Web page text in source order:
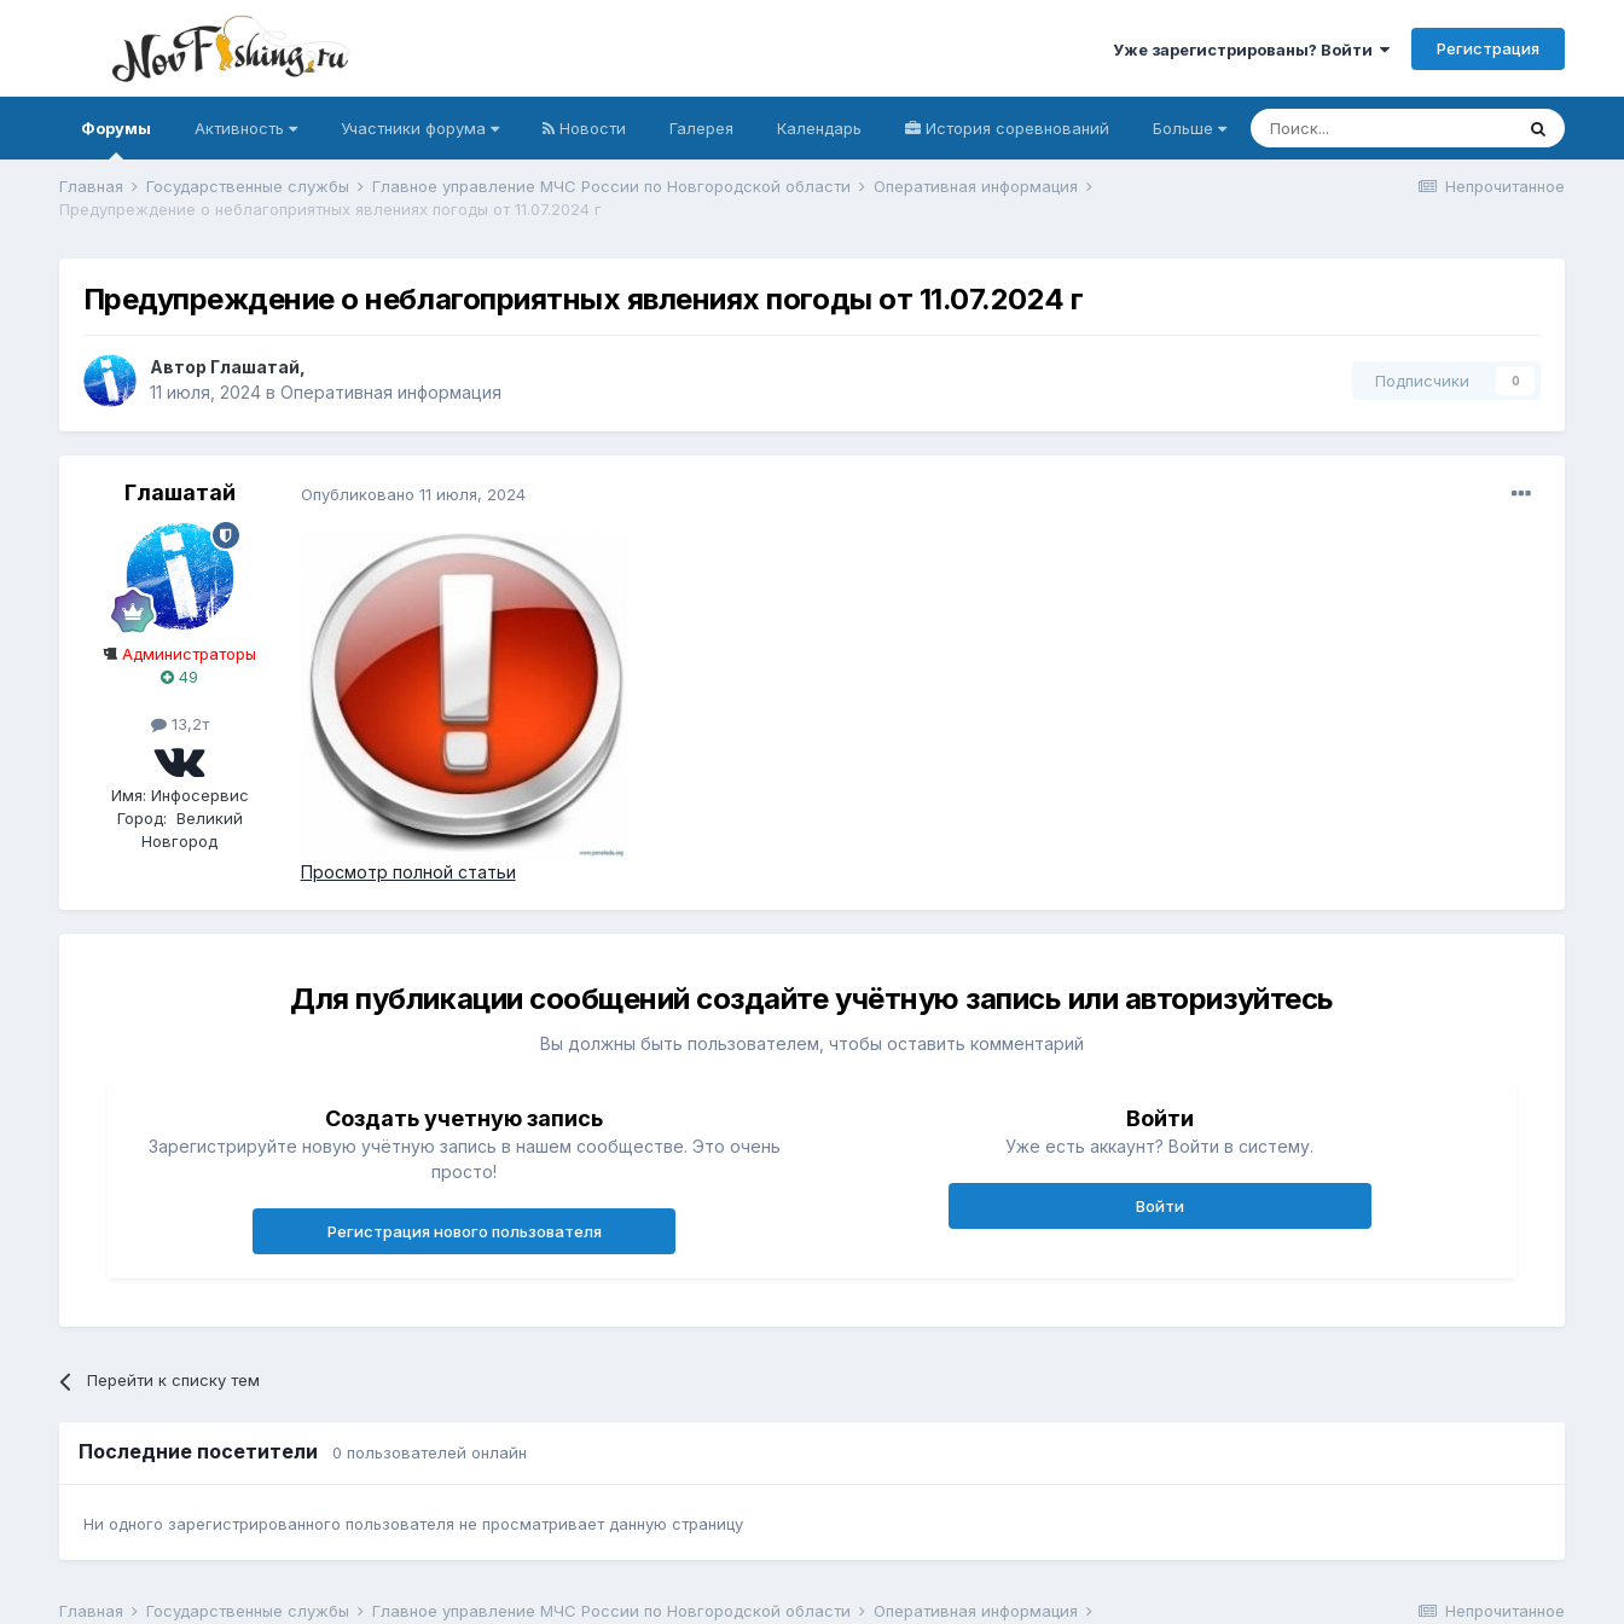
Уже зарегистрированы? Войти Регистрация
Форумы Активность Участники форума Новости Галерея Календарь История соревнований Больше
Непрочитанное
Главная Государственные службы Главное управление МЧС России по Новгородской области
Оперативная информация
Предупреждение о неблагоприятных явлениях погоды от 11.07.2024 г
Предупреждение о неблагоприятных явлениях погоды от 11.07.2024 г
Автор Глашатай
11 июля, 2024в Оперативная информация
Подписчики 0
Глашатай
Администраторы
49
13,2т
Имя: Инфосервис
Город: Великий
Новгород
Опубликовано 11 июля, 2024
Просмотр полной статьи
Для публикации сообщений создайте учётную запись или авторизуйтесь
Вы должны быть пользователем, чтобы оставить комментарий
Создать учетную запись
Зарегистрируйте новую учётную запись в нашем сообществе. Это очень
просто!
Регистрация нового пользователя
Войти
Уже есть аккаунт? Войти в систему.
Войти
Перейти к списку тем
Последние посетители 0 пользователей онлайн
Ни одного зарегистрированного пользователя не просматривает данную страницу
Непрочитанное
Главная Государственные службы Главное управление МЧС России по Новгородской области Оперативная информация